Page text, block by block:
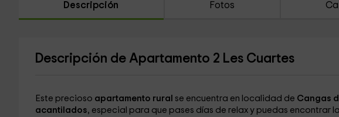
Descripción Fotos
Descripción de Apartamento 2 Les Cuartes
Este precioso apartamento rural se encuentra en localidad de Cangas
acantilados, especial para que pases días de relax y puedas encontrar la